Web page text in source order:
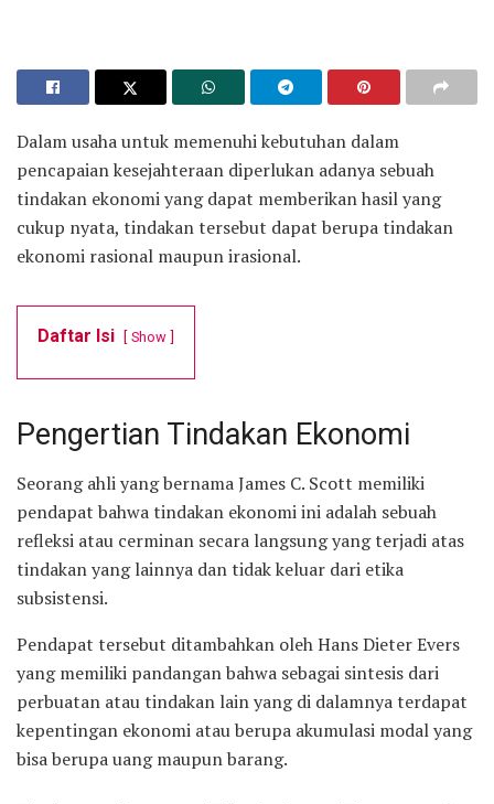
Dalam usaha untuk memenuhi kebutuhan dalam
pencapaian kesejahteraan diperlukan adanya sebuah
tindakan ekonomi yang dapat memberikan hasil yang
cukup nyata, tindakan tersebut dapat berupa tindakan
ekonomi rasional maupun irasional.
Daftar Isi Show
Pengertian Tindakan Ekonomi
Seorang ahli yang bernama James C. Scott memiliki
pendapat bahwa tindakan ekonomi ini adalah sebuah
refleksi atau cerminan secara langsung yang terjadi atas
tindakan yang lainnya dan tidak keluar dari etika
subsistensi.
Pendapat tersebut ditambahkan oleh Hans Dieter Evers
yang memiliki pandangan bahwa sebagai sintesis dari
perbuatan atau tindakan lain yang di dalamnya terdapat
kepentingan ekonomi atau berupa akumulasi modal yang
bisa berupa uang maupun barang.